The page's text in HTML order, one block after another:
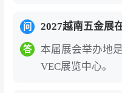
息，门票购买后主
核，对不符合展会
审核材料，审核通
问 2027越南五金展
答
本届展会举办地
VEC展览中心。